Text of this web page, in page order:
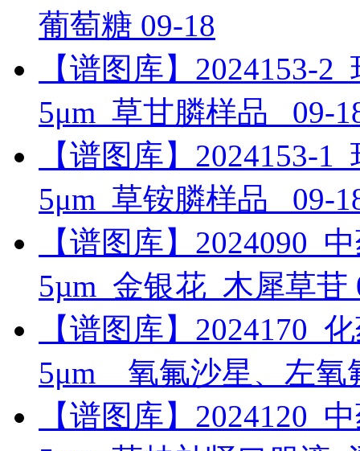
葡萄糖 09-18
【谱图库】2024153-
5μm_草甘膦样品_ 09-
【谱图库】2024153-
5μm_草铵膦样品_ 09-
【谱图库】2024090_
5µm_金银花_木犀草苷
【谱图库】2024170_
5μm__氧氟沙星、左
【谱图库】2024120_